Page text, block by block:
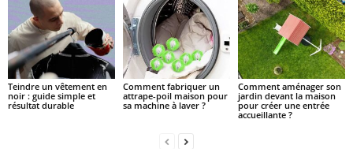
Teindre un vêtement en
noir : guide simple et
résultat durable
Comment fabriquer un
attrape-poil maison pour
sa machine à laver ?
Comment aménager son
jardin devant la maison
pour créer une entrée
accueillante ?